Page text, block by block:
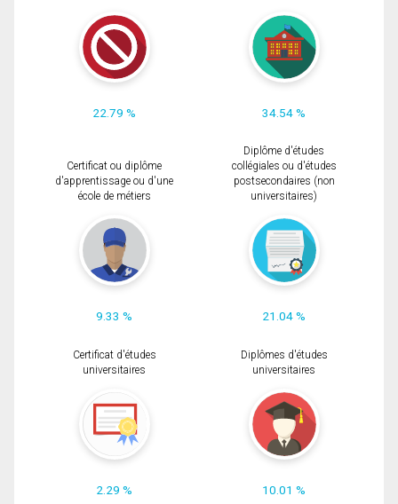
22.79 % 34.54 %
Certificat ou diplôme
d'apprentissage ou d'une
école de métiers
9.33 %
Diplôme d'études
collégiales ou d'études
postsecondaires (non
universitaires)
21.04 %
Certificat d'études
universitaires
2.29 %
Diplômes d'études
universitaires
10.01 %